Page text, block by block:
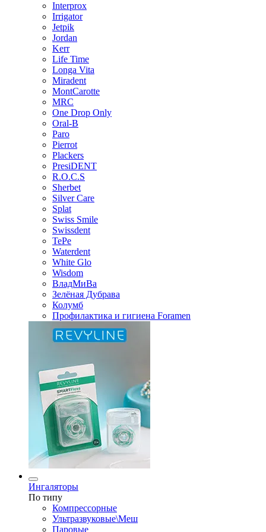
Interprox
Irrigator
Jetpik
Jordan
Kerr
Life Time
Longa Vita
Miradent
MontCarotte
MRC
One Drop Only
Oral-B
Paro
Pierrot
Plackers
PresiDENT
R.O.C.S
Sherbet
Silver Care
Splat
Swiss Smile
Swissdent
TePe
Waterdent
White Glo
Wisdom
ВладМиВа
Зелёная Дубрава
Колумб
Профилактика и гигиена Foramen
Ингаляторы
По типу
Компрессорные
Ультразвуковые\Меш
Паровые